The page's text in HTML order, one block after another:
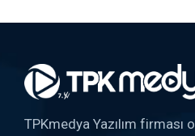
TPKmedya Yazılım firması